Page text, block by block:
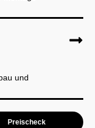
und
Preischeck